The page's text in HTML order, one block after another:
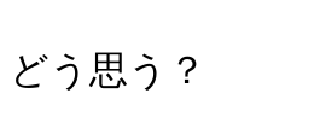
どう思う？